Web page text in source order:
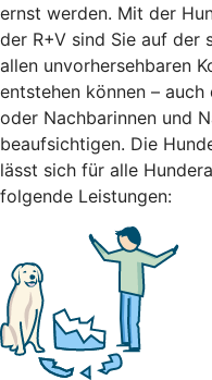
ernst werden. Mit der
der R+V sind Sie auf der
allen unvorhersehbaren
entstehen können – auch
oder Nachbarinnen und
beaufsichtigen. Die
lässt sich für alle
folgende Leistungen: